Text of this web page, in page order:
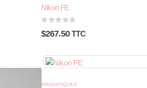
Nikon FE
$267.50 TTC
ARGENTIQUES